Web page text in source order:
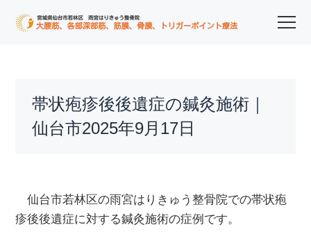
帯状疱疹後後遺症の鍼灸施術｜
仙台市2025年9月17日
仙台市若林区の雨宮はりきゅう整骨院での帯状疱
疹後後遺症に対する鍼灸施術の症例です。